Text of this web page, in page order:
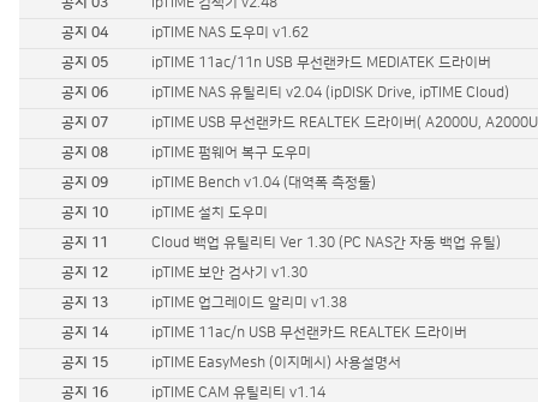
백업공유기
공지 04
ipTIME NAS 도우미 v1.62
공지 05
ipTIME 11ac/11n USB 무선랜카드 MEDIATEK 드라이버
공지 06
ipTIME NAS 유틸리티 v2.04 (ipDISK Drive, ipTIME Cloud)
공지 07
ipTIME USB 무선랜카드 REALTEK 드라이버( A2000U,
공지 08
ipTIME 펌웨어 복구 도우미
공지 09
ipTIME Bench v1.04 (대역폭 측정툴)
공지 10
ipTIME 설치 도우미
공지 11
Cloud 백업 유틸리티 Ver 1.30 (PC NAS간 자동 백업 유틸)
공지 12
ipTIME 보안 검사기 v1.30
공지 13
ipTIME 업그레이드 알리미 v1.38
공지 14
ipTIME 11ac/n USB 무선랜카드 REALTEK 드라이버
공지 15
ipTIME EasyMesh (이지메시) 사용설명서
공지 16
ipTIME CAM 유틸리티 v1.14